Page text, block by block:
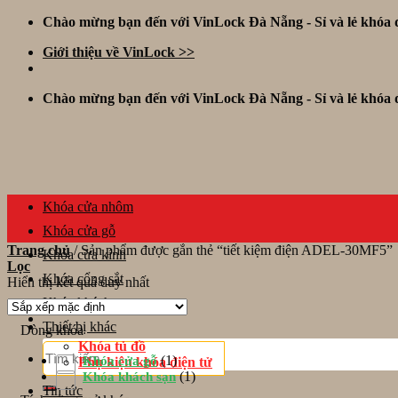
Skip
content
Chào mừng bạn đến với VinLock Đà Nẵng - Sỉ và lẻ khóa
Giới thiệu về VinLock >>
Chào mừng bạn đến với VinLock Đà Nẵng - Sỉ và lẻ khóa
Tìm
kiếm:
Khóa cửa nhôm
Khóa cửa gỗ
Khóa cửa kính
Khóa cổng sắt
Khóa khách sạn
Thiết bị khác
Khóa tủ đồ
Phụ kiện khóa điện tử
Tin tức
Trang chủ /Sản phẩm được gắn thẻ “tiết kiệm điện ADEL-30MF5”
Lọc
Hiển thị kết quả duy nhất
Dòng khóa
Khóa cửa gỗ (1)
Khóa khách sạn (1)